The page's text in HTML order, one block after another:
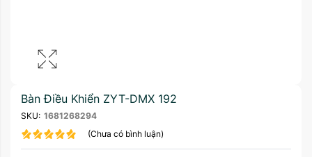
Bàn Điều Khiển ZYT-DMX 192
SKU: 1681268294
(Chưa có bình luận)